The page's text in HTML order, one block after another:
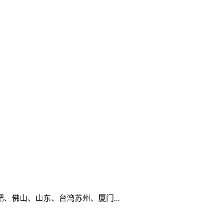
佛山、山东、台湾苏州、厦门...